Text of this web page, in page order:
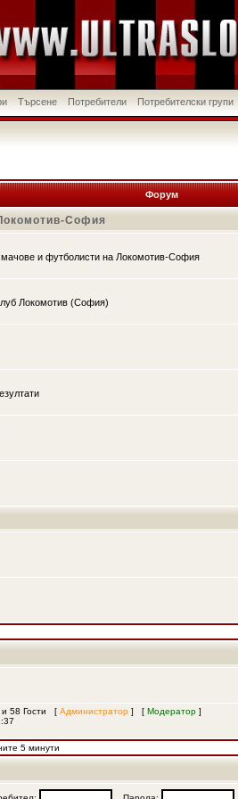
Търсене Потребители Потребителски групи
Форум
София
и футболисти на Локомотив-София
Локомотив (София)
и 58 Гости [ Администратор ] [ Модератор ]
5 минути